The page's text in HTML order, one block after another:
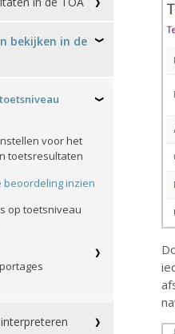
bekijken in de
voor het
toetsresultaten
beoordeling inzien
op toetsniveau